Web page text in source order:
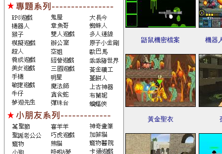
鼯鼠機密檔案 機器
黃金聖衣